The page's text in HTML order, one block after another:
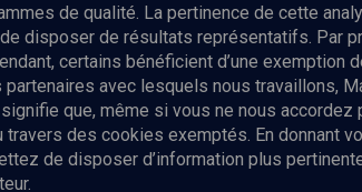
de qualité. La pertinence de cette
disposer de résultats représentatifs. Par
certains bénéficient d’une
avec lesquels nous travaillons,
que, même si vous ne nous
des cookies exemptés. En donnant
de disposer d’information plus